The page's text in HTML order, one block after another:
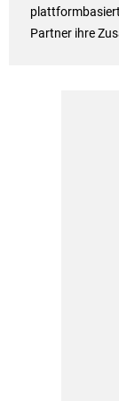
Partner ihre